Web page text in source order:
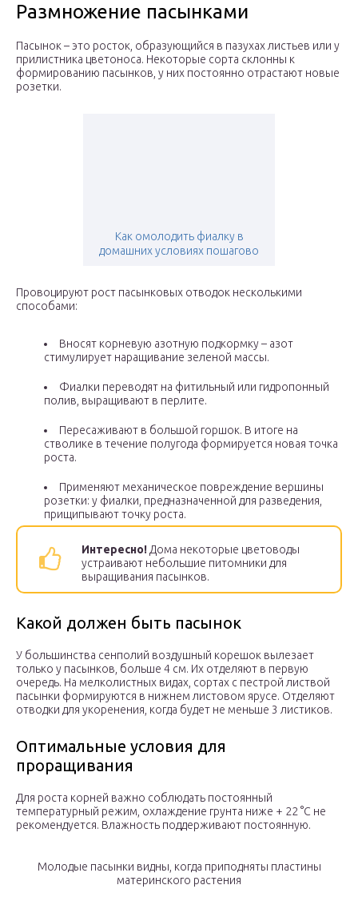
Размножение пасынками
Пасынок – это росток, образующийся в пазухах листьев или у
прилистника цветоноса. Некоторые сорта склонны к
формированию пасынков, у них постоянно отрастают новые
розетки.
Как омолодить фиалку в
домашних условиях пошагово
Провоцируют рост пасынковых отводок несколькими
способами:
Вносят корневую азотную подкормку – азот
стимулирует наращивание зеленой массы.
Фиалки переводят на фитильный или гидропонный
полив, выращивают в перлите.
Пересаживают в большой горшок. В итоге на
стволике в течение полугода формируется новая точка
роста.
Применяют механическое повреждение вершины
розетки: у фиалки, предназначенной для разведения,
прищипывают точку роста.
Интересно! Дома некоторые цветоводы
устраивают небольшие питомники для
выращивания пасынков.
Какой должен быть пасынок
У большинства сенполий воздушный корешок вылезает
только у пасынков, больше 4 см. Их отделяют в первую
очередь. На мелколистных видах, сортах с пестрой листвой
пасынки формируются в нижнем листовом ярусе. Отделяют
отводки для укоренения, когда будет не меньше 3 листиков.
Оптимальные условия для
проращивания
Для роста корней важно соблюдать постоянный
температурный режим, охлаждение грунта ниже + 22 °С не
рекомендуется. Влажность поддерживают постоянную.
Молодые пасынки видны, когда приподняты пластины
материнского растения